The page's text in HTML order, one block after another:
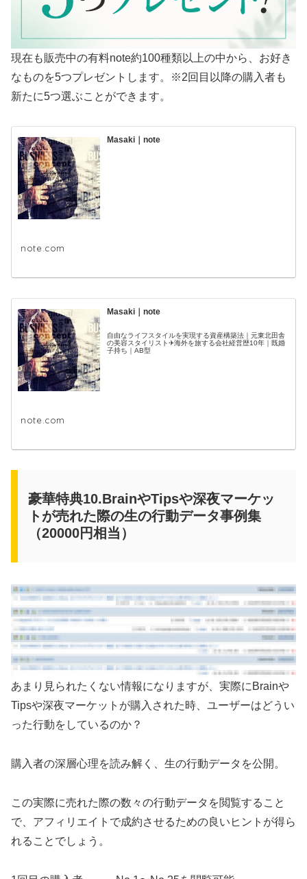
現在も販売中の有料note約100種類以上の中から、お好き
なものを5つプレゼントします。※2回目以降の購入者も
新たに5つ選ぶことができます。
Masaki｜note
note.com
Masaki｜note
自由なライフスタイルを実現する資産構築法｜元東北田舎
の美容スタイリスト✈海外を旅する会社経営歴10年｜既婚
子持ち｜AB型
note.com
豪華特典10.BrainやTipsや深夜マーケッ
トが売れた際の生の行動データ事例集
（20000円相当）
あまり見られたくない情報になりますが、実際にBrainや
Tipsや深夜マーケットが購入された時、ユーザーはどうい
った行動をしているのか？
購入者の深層心理を読み解く、生の行動データを公開。
この実際に売れた際の数々の行動データを閲覧すること
で、アフィリエイトで成約させるための良いヒントが得ら
れることでしょう。